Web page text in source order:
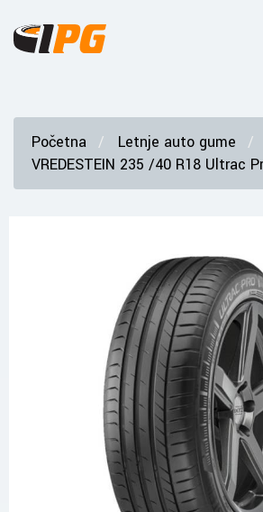
Početna Letnje auto gume
VREDESTEIN 235 /40 R18 Ultrac